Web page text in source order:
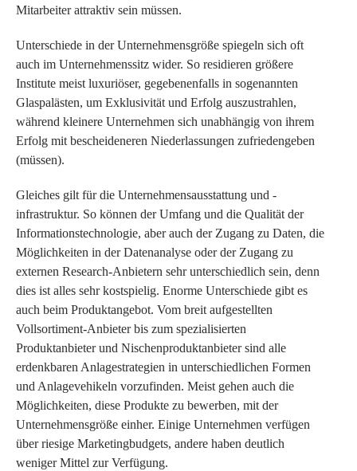
Mitarbeiter attraktiv sein müssen.
Unterschiede in der Unternehmensgröße spiegeln sich oft
auch im Unternehmenssitz wider. So residieren größere
Institute meist luxuriöser, gegebenenfalls in sogenannten
Glaspalästen, um Exklusivität und Erfolg auszustrahlen,
während kleinere Unternehmen sich unabhängig von ihrem
Erfolg mit bescheideneren Niederlassungen zufriedengeben
(müssen).
Gleiches gilt für die Unternehmensausstattung und -
infrastruktur. So können der Umfang und die Qualität der
Informationstechnologie, aber auch der Zugang zu Daten, die
Möglichkeiten in der Datenanalyse oder der Zugang zu
externen Research-Anbietern sehr unterschiedlich sein, denn
dies ist alles sehr kostspielig. Enorme Unterschiede gibt es
auch beim Produktangebot. Vom breit aufgestellten
Vollsortiment-Anbieter bis zum spezialisierten
Produktanbieter und Nischenproduktanbieter sind alle
erdenkbaren Anlagestrategien in unterschiedlichen Formen
und Anlagevehikeln vorzufinden. Meist gehen auch die
Möglichkeiten, diese Produkte zu bewerben, mit der
Unternehmensgröße einher. Einige Unternehmen verfügen
über riesige Marketingbudgets, andere haben deutlich
weniger Mittel zur Verfügung.